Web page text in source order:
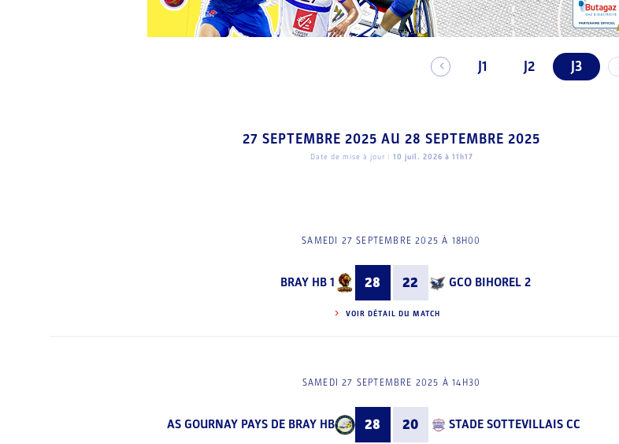
J1 J2 J3
27 SEPTEMBRE 2025 AU 28 SEPTEMBRE 2025
Date de mise à jour : 10 juil. 2026 à 11h17
SAMEDI 27 SEPTEMBRE 2025 À 18H00
BRAY HB 1 28 22 GCO BIHOREL 2
VOIR DÉTAIL DU MATCH
SAMEDI 27 SEPTEMBRE 2025 À 14H30
AS GOURNAY PAYS DE BRAY HB 28 20 STADE SOTTEVILLAIS CC